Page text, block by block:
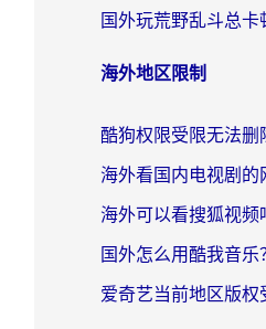
海外地区限制